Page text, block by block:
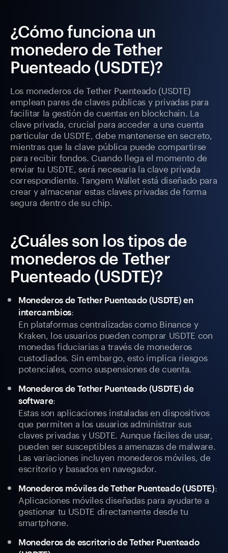
¿Cómo funciona un
monedero de Tether
Puenteado (USDTE)?
Los monederos de Tether Puenteado (USDTE)
emplean pares de claves públicas y privadas para
facilitar la gestión de cuentas en blockchain. La
clave privada, crucial para acceder a una cuenta
particular de USDTE, debe mantenerse en secreto,
mientras que la clave pública puede compartirse
para recibir fondos. Cuando llega el momento de
enviar tu USDTE, será necesaria la clave privada
correspondiente. Tangem Wallet está diseñado para
crear y almacenar estas claves privadas de forma
segura dentro de su chip.
¿Cuáles son los tipos de
monederos de Tether
Puenteado (USDTE)?
Monederos de Tether Puenteado (USDTE) en
intercambios:
En plataformas centralizadas como Binance y
Kraken, los usuarios pueden comprar USDTE con
monedas fiduciarias a través de monederos
custodiados. Sin embargo, esto implica riesgos
potenciales, como suspensiones de cuenta.
Monederos de Tether Puenteado (USDTE) de
software:
Estas son aplicaciones instaladas en dispositivos
que permiten a los usuarios administrar sus
claves privadas y USDTE. Aunque fáciles de usar,
pueden ser susceptibles a amenazas de malware.
Las variaciones incluyen monederos móviles, de
escritorio y basados en navegador.
Monederos móviles de Tether Puenteado (USDTE):
Aplicaciones móviles diseñadas para ayudarte a
gestionar tu USDTE directamente desde tu
smartphone.
Monederos de escritorio de Tether Puenteado